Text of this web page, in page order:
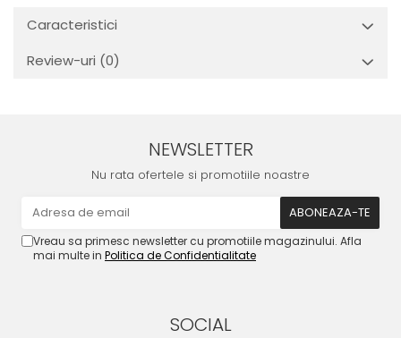
Caracteristici
Review-uri (0)
NEWSLETTER
Nu rata ofertele si promotiile noastre
Vreau sa primesc newsletter cu promotiile magazinului. Afla
mai multe in Politica de Confidentialitate
SOCIAL